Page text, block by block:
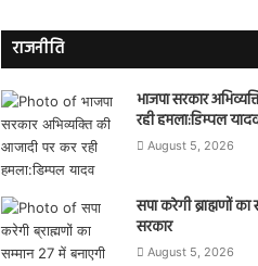
राजनीति
भाजपा सरकार
रही हमला:डिम्पल
August 5, 2026
सपा करेगी ब्राह्मणों
सरकार
August 5, 2026